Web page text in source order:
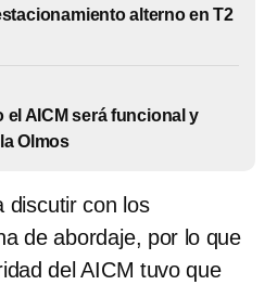
alterno en T2
el AICM será funcional y
Olmos
discutir con los
de abordaje, por lo que
del AICM tuvo que